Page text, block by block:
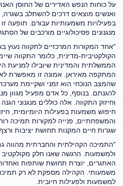
על כוחות הנפש האדירים של החוסן
ואנשים מוצאים דרכים להשתלב
בפעילויות משמעותיות עבורם. תופעה
מנגנונים פסיכולוגיים מורכבים של
"אחד המקורות המרכזיים לתקווה נעוץ
הקולקטיבית-מדינית, כלומר התקווה
הממשלתית והמדינית שיובילו למניעת
המתקפה מאיראן. אמונה זו מאפשרת
שהמצב הנוכחי הוא זמני ושקיימת
להגנתם. בנוסף, כל אדם מפעיל מגוון
וחיזוק התקווה. אלה כוללים מנגנוני הגנה
חיפוש משמעות בפעילות היומיומית,
והמשפחתיים, פנייה למקורות תמיכה
שגרות חיים המקנות תחושת יציבות
"התמיכה הקהילתית והחברתית מהווה גם
ולמשמעות. הרגשה שאנו חלק
האתגרים, יוצרת תחושת שותפות
משמעותי. הקהילה מספקת לא רק
למשמעות ולפעילות חיובית.